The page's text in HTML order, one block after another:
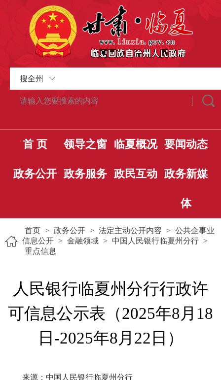
搜全州
首 页 领导之窗 临夏概况 要闻动态
政务公开 政务服务 政民互动 政务新媒
体
首页 > 政务公开 > 法定主动公开内容 > 公共企事业
信息公开 > 金融领域 > 中国人民银行临夏州分行 >
重点信息
人民银行临夏州分行行政许
可信息公示表（2025年8月18
日-2025年8月22日）
来源：中国人民银行临夏州分行